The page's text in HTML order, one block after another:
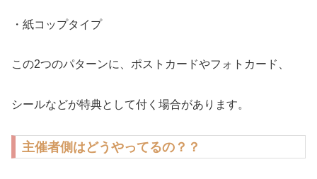
・紙コップタイプ
この2つのパターンに、ポストカードやフォトカード、
シールなどが特典として付く場合があります。
主催者側はどうやってるの？？